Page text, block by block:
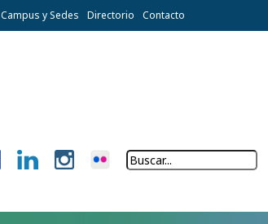
Campus y Sedes Directorio Contacto